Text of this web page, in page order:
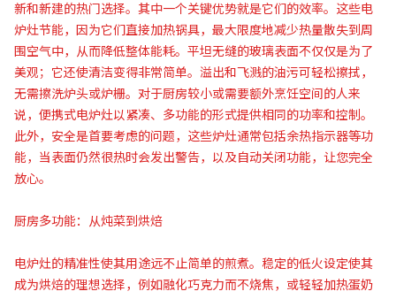
新和新建的热门选择。其中一个关键优势就是它们的效率。这些电
炉灶节能，因为它们直接加热锅具，最大限度地减少热量散失到周
围空气中，从而降低整体能耗。平坦无缝的玻璃表面不仅仅是为了
美观；它还使清洁变得非常简单。溢出和飞溅的油污可轻松擦拭，
无需擦洗炉头或炉栅。对于厨房较小或需要额外烹饪空间的人来
说，便携式电炉灶以紧凑、多功能的形式提供相同的功率和控制。
此外，安全是首要考虑的问题，这些炉灶通常包括余热指示器等功
能，当表面仍然很热时会发出警告，以及自动关闭功能，让您完全
放心。
厨房多功能：从炖菜到烘焙
电炉灶的精准性使其用途远不止简单的煎煮。稳定的低火设定使其
成为烘焙的理想选择，例如融化巧克力而不烧焦，或轻轻加热蛋奶